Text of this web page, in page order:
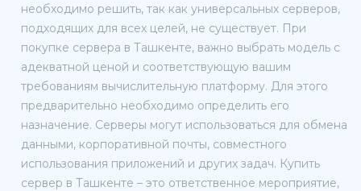
необходимо решить, так как универсальных серверов,
подходящих для всех целей, не существует. При
покупке сервера в Ташкенте, важно выбрать модель с
адекватной ценой и соответствующую вашим
требованиям вычислительную платформу. Для этого
предварительно необходимо определить его
назначение. Серверы могут использоваться для обмена
данными, корпоративной почты, совместного
использования приложений и других задач. Купить
сервер в Ташкенте – это ответственное мероприятие,